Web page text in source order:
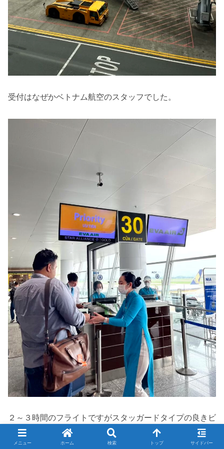
受付はなぜかベトナム航空のスタッフでした。
２～３時間のフライトですがスタッガードタイプの良きビ
ジネスクラスシートです。
メニュー ホーム 検索 トップ サイドバー